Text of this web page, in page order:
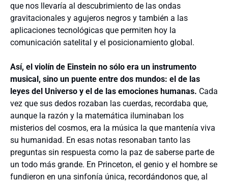
que nos llevaría al descubrimiento de las ondas
gravitacionales y agujeros negros y también a las
aplicaciones tecnológicas que permiten hoy la
comunicación satelital y el posicionamiento global.
Así, el violín de Einstein no sólo era un instrumento
musical, sino un puente entre dos mundos: el de las
leyes del Universo y el de las emociones humanas. Cada
vez que sus dedos rozaban las cuerdas, recordaba que,
aunque la razón y la matemática iluminaban los
misterios del cosmos, era la música la que mantenía viva
su humanidad. En esas notas resonaban tanto las
preguntas sin respuesta como la paz de saberse parte de
un todo más grande. En Princeton, el genio y el hombre se
fundieron en una sinfonía única, recordándonos que, al